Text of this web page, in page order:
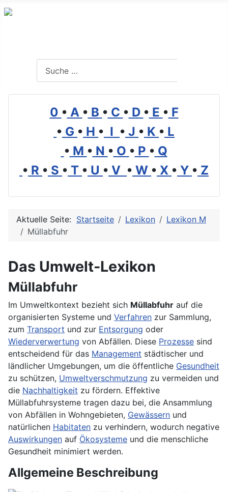
0 • A • B • C • D • E • F
• G • H • I • J • K • L
• M • N • O • P • Q
• R • S • T • U • V • W • X • Y • Z
Aktuelle Seite: Startseite Lexikon
Lexikon M
Müllabfuhr
Das Umwelt-Lexikon
Müllabfuhr
Im Umweltkontext bezieht sich Müllabfuhr auf die
organisierten Systeme und Verfahren zur Sammlung,
zum Transport und zur Entsorgung oder
Wiederverwertung von Abfällen. Diese Prozesse sind
entscheidend für das Management städtischer und
ländlicher Umgebungen, um die öffentliche Gesundheit
zu schützen, Umweltverschmutzung zu vermeiden und
die Nachhaltigkeit zu fördern. Effektive
Müllabfuhrsysteme tragen dazu bei, die Ansammlung
von Abfällen in Wohngebieten, Gewässern und
natürlichen Habitaten zu verhindern, wodurch negative
Auswirkungen auf Ökosysteme und die menschliche
Gesundheit minimiert werden.
Allgemeine Beschreibung